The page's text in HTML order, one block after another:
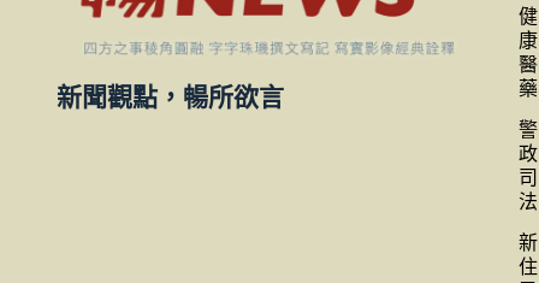
新聞觀點，暢所欲言
健
康
醫
藥
警
政
司
法
新
住